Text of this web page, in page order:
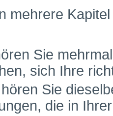
mehrere
Sie
sich Ihre
Sie
die in